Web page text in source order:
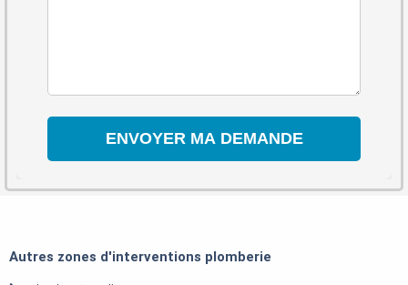
Autres zones d'interventions plomberie